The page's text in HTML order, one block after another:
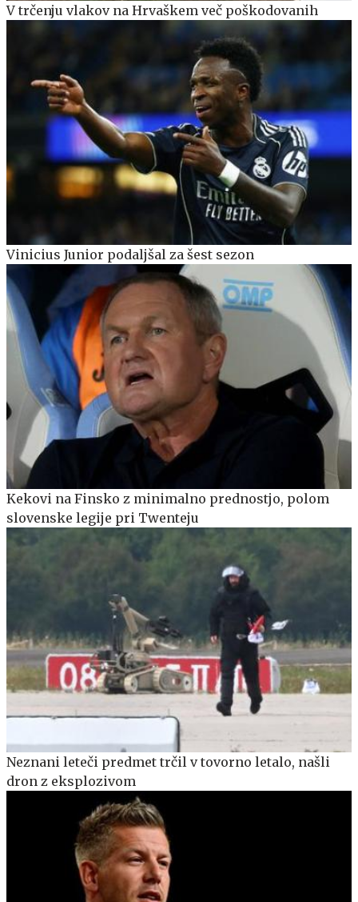
V trčenju vlakov na Hrvaškem več poškodovanih
Vinicius Junior podaljšal za šest sezon
Kekovi na Finsko z minimalno prednostjo, polom
slovenske legije pri Twenteju
Neznani leteči predmet trčil v tovorno letalo, našli
dron z eksplozivom